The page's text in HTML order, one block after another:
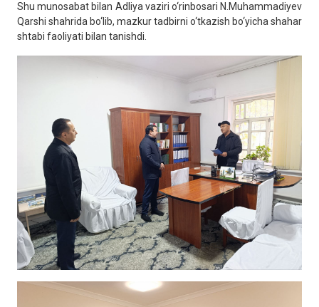
Shu munosabat bilan Adliya vaziri o‘rinbosari N.Muhammadiyev
Qarshi shahrida bo‘lib, mazkur tadbirni o‘tkazish bo‘yicha shahar
shtabi faoliyati bilan tanishdi.